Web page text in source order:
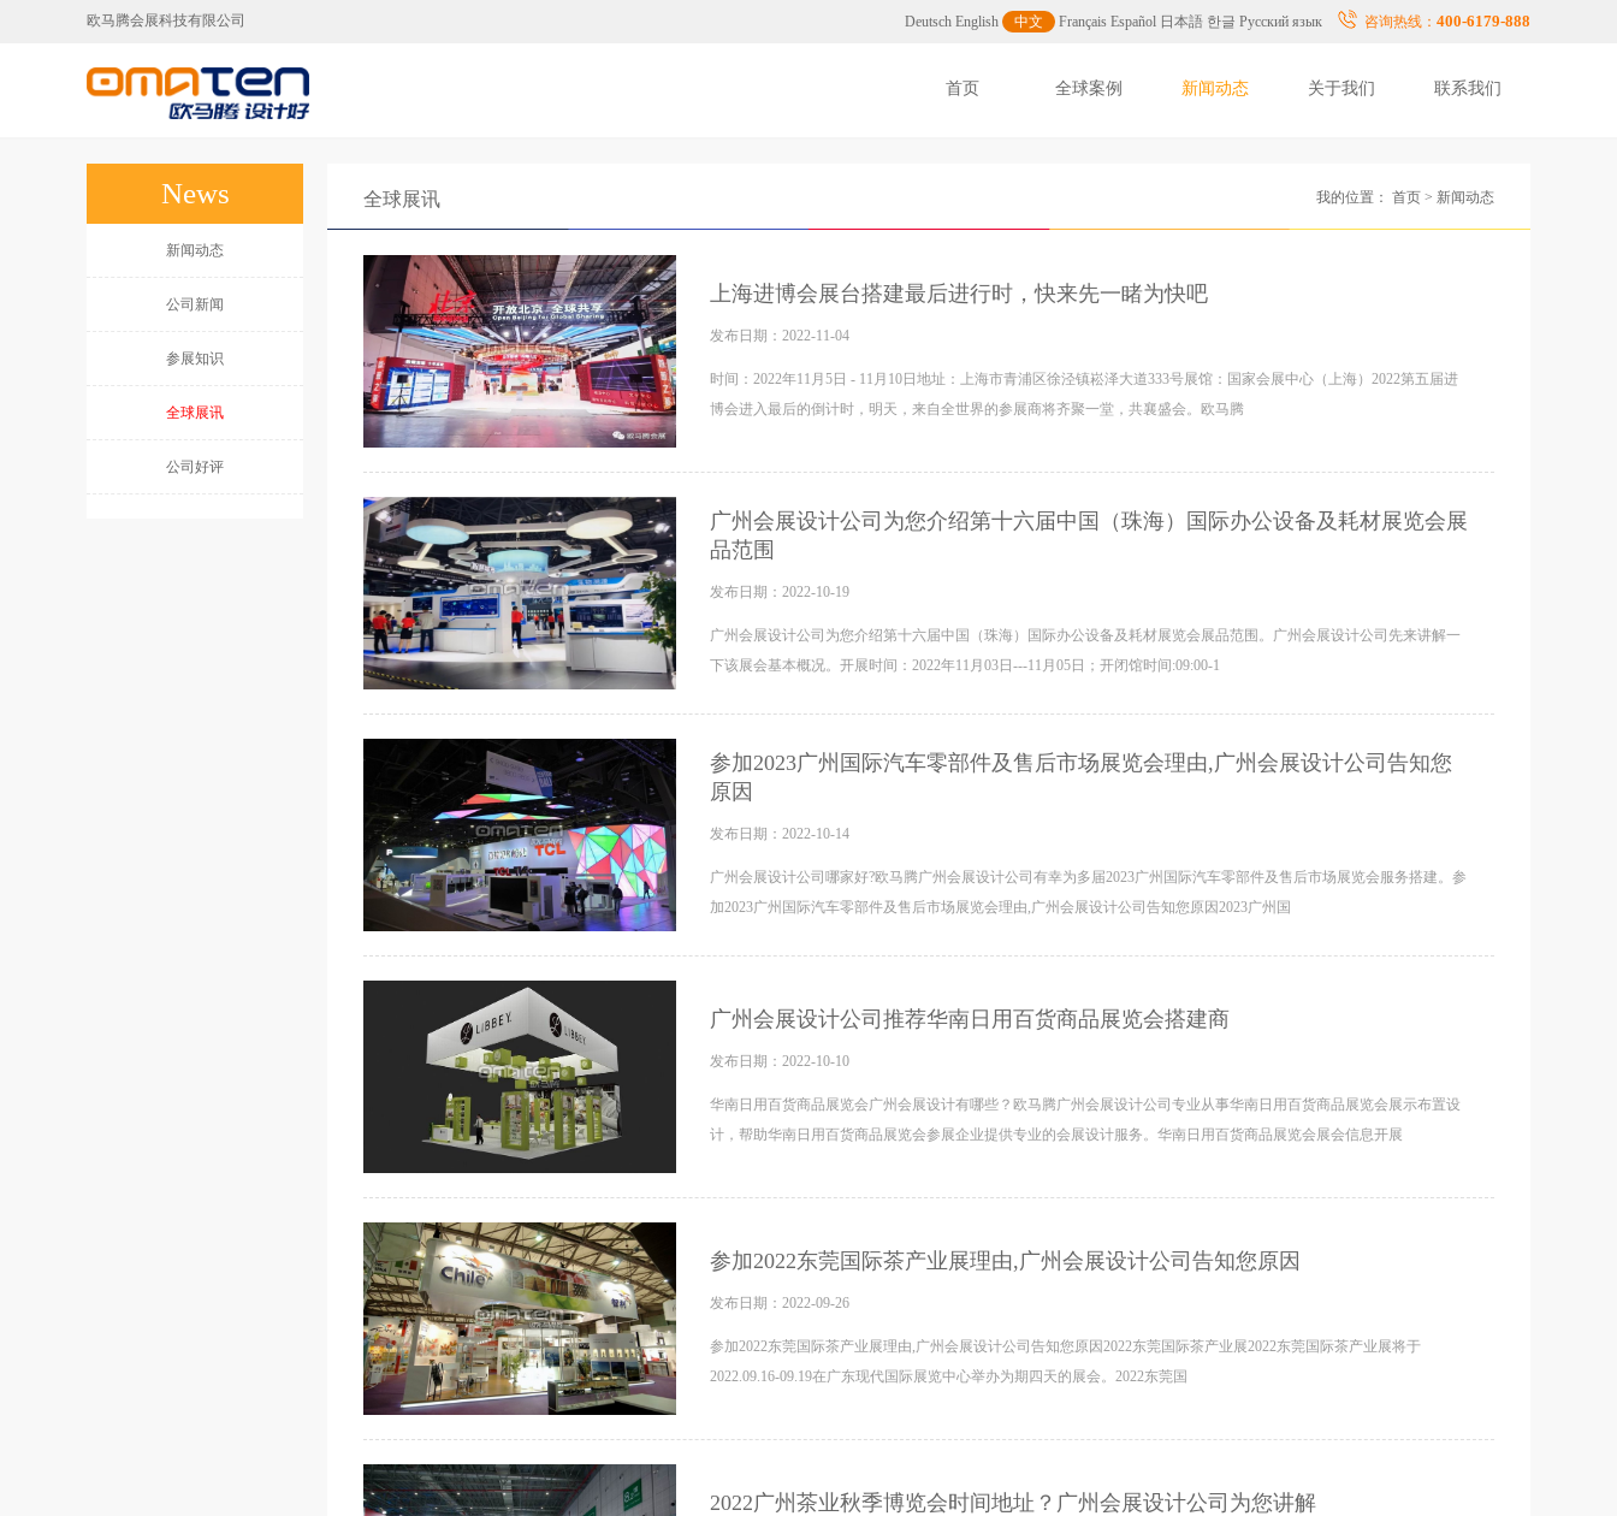
欧马腾会展科技有限公司 Deutsch English 中文 Français Español 日本語 한글 Русский язык 咨询热线： 400-6179-888
首页 全球案例 新闻动态 关于我们 联系我们
News
新闻动态
公司新闻
参展知识
全球展讯
公司好评
全球展讯 我的位置： 首页 > 新闻动态
上海进博会展台搭建最后进行时，快来先一睹为快吧
发布日期：2022-11-04
时间：2022年11月5日 - 11月10日地址：上海市青浦区徐泾镇崧泽大道333号展馆：国家会展中心（上海）2022第五届进
博会进入最后的倒计时，明天，来自全世界的参展商将齐聚一堂，共襄盛会。欧马腾
广州会展设计公司为您介绍第十六届中国（珠海）国际办公设备及耗材展览会展
品范围
发布日期：2022-10-19
广州会展设计公司为您介绍第十六届中国（珠海）国际办公设备及耗材展览会展品范围。广州会展设计公司先来讲解一
下该展会基本概况。开展时间：2022年11月03日---11月05日；开闭馆时间:09:00-1
参加2023广州国际汽车零部件及售后市场展览会理由,广州会展设计公司告知您
原因
发布日期：2022-10-14
广州会展设计公司哪家好?欧马腾广州会展设计公司有幸为多届2023广州国际汽车零部件及售后市场展览会服务搭建。参
加2023广州国际汽车零部件及售后市场展览会理由,广州会展设计公司告知您原因2023广州国
广州会展设计公司推荐华南日用百货商品展览会搭建商
发布日期：2022-10-10
华南日用百货商品展览会广州会展设计有哪些？欧马腾广州会展设计公司专业从事华南日用百货商品展览会展示布置设
计，帮助华南日用百货商品展览会参展企业提供专业的会展设计服务。华南日用百货商品展览会展会信息开展
参加2022东莞国际茶产业展理由,广州会展设计公司告知您原因
发布日期：2022-09-26
参加2022东莞国际茶产业展理由,广州会展设计公司告知您原因2022东莞国际茶产业展2022东莞国际茶产业展将于
2022.09.16-09.19在广东现代国际展览中心举办为期四天的展会。2022东莞国
2022广州茶业秋季博览会时间地址？广州会展设计公司为您讲解